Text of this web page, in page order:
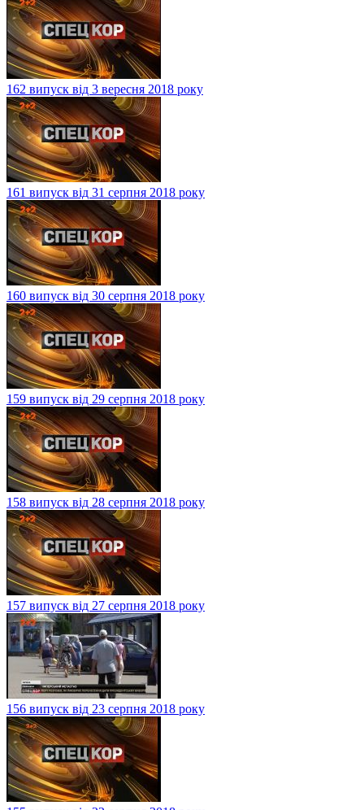
162 випуск від 3 вересня 2018 року
161 випуск від 31 серпня 2018 року
160 випуск від 30 серпня 2018 року
159 випуск від 29 серпня 2018 року
158 випуск від 28 серпня 2018 року
157 випуск від 27 серпня 2018 року
156 випуск від 23 серпня 2018 року